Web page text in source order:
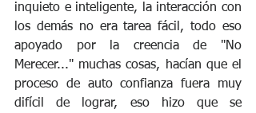
inquieto e inteligente, la interacción con
los demás no era tarea fácil, todo eso
apoyado por la creencia de "No
Merecer..." muchas cosas, hacían que el
proceso de auto confianza fuera muy
difícil de lograr, eso hizo que se